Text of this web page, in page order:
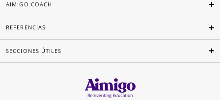
AIMIGO COACH
REFERENCIAS
SECCIONES ÚTILES